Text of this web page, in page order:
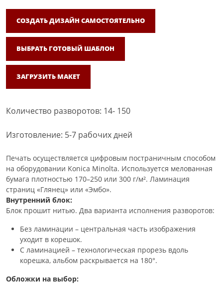
СОЗДАТЬ ДИЗАЙН САМОСТОЯТЕЛЬНО
ВЫБРАТЬ ГОТОВЫЙ ШАБЛОН
ЗАГРУЗИТЬ МАКЕТ
Количество разворотов: 14- 150
Изготовление: 5-7 рабочих дней
Печать осуществляется цифровым постраничным способом
на оборудовании Konica Minolta. Используется мелованная
бумага плотностью 170–250 или 300 г/м². Ламинация
страниц «Глянец» или «Эмбо».
Внутренний блок:
Блок прошит нитью. Два варианта исполнения разворотов:
Без ламинации – центральная часть изображения
уходит в корешок.
С ламинацией – технологическая прорезь вдоль
корешка, альбом раскрывается на 180°.
Обложки на выбор: